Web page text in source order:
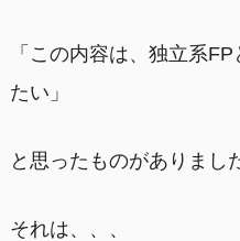
「この内容は、独立系
たい」
と思ったものがありまし
それは、、、